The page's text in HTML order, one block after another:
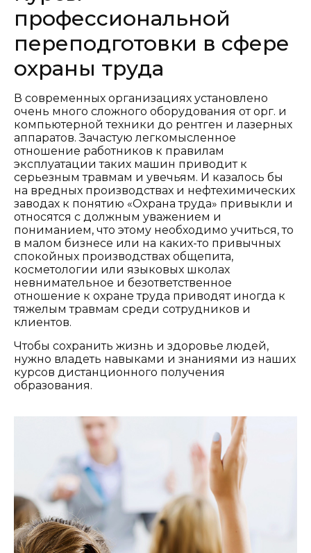
профессиональной
переподготовки в сфере
охраны труда
В современных организациях установлено
очень много сложного оборудования от орг. и
компьютерной техники до рентген и лазерных
аппаратов. Зачастую легкомысленное
отношение работников к правилам
эксплуатации таких машин приводит к
серьезным травмам и увечьям. И казалось бы
на вредных производствах и нефтехимических
заводах к понятию «Охрана труда» привыкли и
относятся с должным уважением и
пониманием, что этому необходимо учиться, то
в малом бизнесе или на каких-то привычных
спокойных производствах общепита,
косметологии или языковых школах
невнимательное и безответственное
отношение к охране труда приводят иногда к
тяжелым травмам среди сотрудников и
клиентов.
Чтобы сохранить жизнь и здоровье людей,
нужно владеть навыками и знаниями из наших
курсов дистанционного получения
образования.